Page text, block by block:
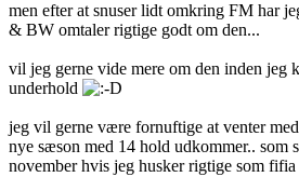
men efter at snuser lidt omkring FM har
& BW omtaler rigtige godt om den...
vil jeg gerne vide mere om den inden jeg
underhold
jeg vil gerne være fornuftige at venter
nye sæson med 14 hold udkommer.. som
november hvis jeg husker rigtige som fifia